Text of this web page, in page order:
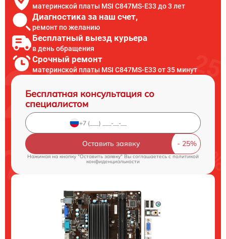
материнской платы MSI C847MS-E33 до 3 лет
Диагностика за наш счет,
ремонт по желанию
Бесплатный выезд курьера
в день обращения
Срочный ремонт
материнской платы MSI C847MS-E33 от 35 минут
Бесплатная консультация со
специалистом
Оставить заявку
Нажимая на кнопку "Оставить заявку" Вы соглашаетесь cполитикой
конфиденциальности